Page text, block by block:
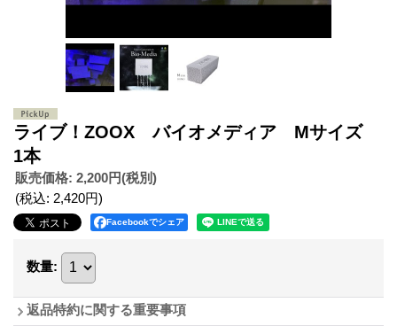
ライブ！ZOOX バイオメディア Mサイズ
1本
販売価格: 2,200円(税別)
(税込: 2,420円)
Facebookでシェア
数量:
返品特約に関する重要事項